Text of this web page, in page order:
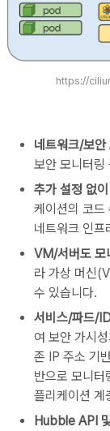
https://
네트워크/보안
보안 모니터링
추가 설정 없
케이션의 코드
네트워크 인프
VM/서버도 모
라 가상 머신
수 있습니다.
서비스/파드/
여 보안 가시
존 IP 주소 기
반으로 모니
플리케이션 계
Hubble API